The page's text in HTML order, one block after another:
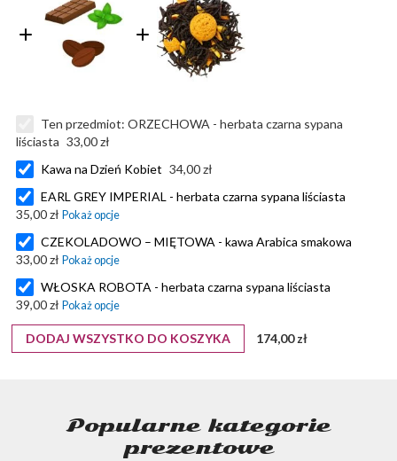
Ten przedmiot:ORZECHOWA - herbata czarna sypana
liściasta 33,00 zł
Kawa na Dzień Kobiet 34,00 zł
EARL GREY IMPERIAL - herbata czarna sypana liściasta
35,00 zł
CZEKOLADOWO – MIĘTOWA - kawa Arabica smakowa
33,00 zł
WŁOSKA ROBOTA - herbata czarna sypana liściasta
39,00 zł
DODAJ WSZYSTKO DO KOSZYKA 174,00 zł
Popularne kategorie
prezentowe